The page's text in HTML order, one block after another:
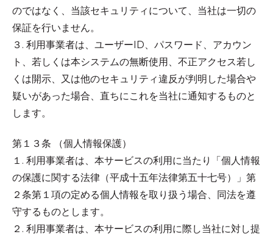
のではなく、当該セキュリティについて、当社は一切の
保証を行いません。
３. 利用事業者は、ユーザーID、パスワード、アカウン
ト、若しくは本システムの無断使用、不正アクセス若し
くは開示、又は他のセキュリティ違反が判明した場合や
疑いがあった場合、直ちにこれを当社に通知するものと
します。
第１３条 （個人情報保護）
１. 利用事業者は、本サービスの利用に当たり「個人情報
の保護に関する法律（平成十五年法律第五十七号）」第
２条第１項の定める個人情報を取り扱う場合、同法を遵
守するものとします。
２. 利用事業者は、本サービスの利用に際し当社に対し提